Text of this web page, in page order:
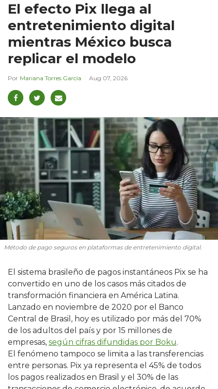
El efecto Pix llega al
entretenimiento digital
mientras México busca
replicar el modelo
Mariana Torres García Aug 07, 2026
Método de pago seguros en plataformas de entretenimiento digital.
El sistema brasileño de pagos instantáneos Pix se ha
convertido en uno de los casos más citados de
transformación financiera en América Latina.
Lanzado en noviembre de 2020 por el Banco
Central de Brasil, hoy es utilizado por más del 70%
de los adultos del país y por 15 millones de
empresas, según cifras difundidas por Boku.
El fenómeno tampoco se limita a las transferencias
entre personas. Pix ya representa el 45% de todos
los pagos realizados en Brasil y el 30% de las